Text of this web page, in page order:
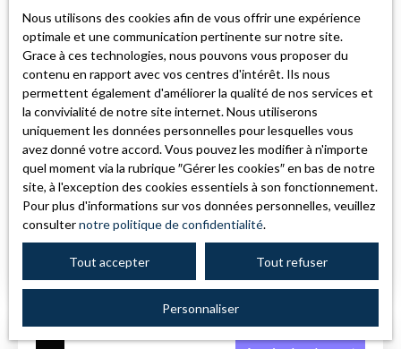
Loyer max (€/mois)
Surface min (m²)
Rechercher
540€ /mois HC
Local commercial 45 m² — Route passante
— Grand parking gratuit — Guebwiller
45 m² Guebwiller 68500
📍 4 route d'Issenheim — Guebwiller (68500) Vous
cherchez un local visible et accessible ? Ce local
commercial de 45 m² en rez-de-chaussée est
idéalement positionné sur un axe à fort passage entre
Guebwiller et Issenheim. Ce que vous obtenez : ✅
Nous utilisons des cookies afin de vous offrir une expérience
optimale et une communication pertinente sur notre site.
Grace à ces technologies, nous pouvons vous proposer du
contenu en rapport avec vos centres d'intérêt. Ils nous
permettent également d'améliorer la qualité de nos services et
la convivialité de notre site internet. Nous utiliserons
uniquement les données personnelles pour lesquelles vous
avez donné votre accord. Vous pouvez les modifier à n'importe
quel moment via la rubrique ″Gérer les cookies″ en bas de notre
site, à l'exception des cookies essentiels à son fonctionnement.
Pour plus d'informations sur vos données personnelles, veuillez
consulternotre politique de confidentialité.
Tout accepter Tout refuser
Personnaliser